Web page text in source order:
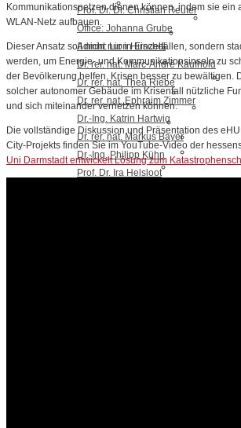
Prof. Dr. Dr. Christian Reuter
Office: Johanna Grube
Admin: Lion Hirschel
Dr. rer. nat. Marc-André Kaufhold
Dr. rer. nat. Thea Riebe
Dr. rer. nat. Ephraim Zimmer
Dr.-Ing. Katrin Hartwig
Dr. rer. nat. Markus Bayer
Dr.-Ing. Philipp Kühn
Prof. Dr. Ira Helsloot
Kommunikationsnetzen dienen können, indem sie ein
WLAN-Netz aufbauen.
Dieser Ansatz soll nicht nur in Einzelfällen, sondern
werden, um Energie- und Kommunikationsinseln zu
der Bevölkerung helfen, Krisen besser zu bewältigen.
solcher autonomer Gebäude im Krisenfall nützliche
und sich miteinander vernetzen können.
Die vollständige Diskussion und Präsentation des
City-Projekts finden Sie im YouTube-Video der
Uni Darmstadt entwickelt Lösung zum